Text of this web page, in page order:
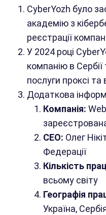
CyberYozh було
академію з
реєстрації
У 2024 році
компанію в
послуги проксі та
Додаткова
Компанія:
CEO: Олег
Федерації
Кількість
всьому світу
Географія
Україна,